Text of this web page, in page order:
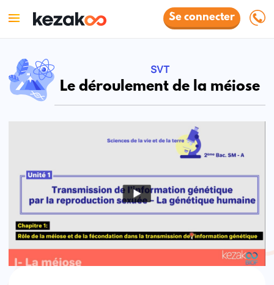
Se connecter
SVT
Le déroulement de la méiose